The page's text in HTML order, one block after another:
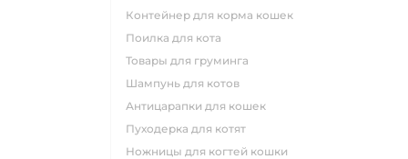
контейнер для корма кошек
поилка для кота
товары для груминга
шампунь для котов
антицарапки для кошек
пуходерка для котят
ножницы для когтей кошки